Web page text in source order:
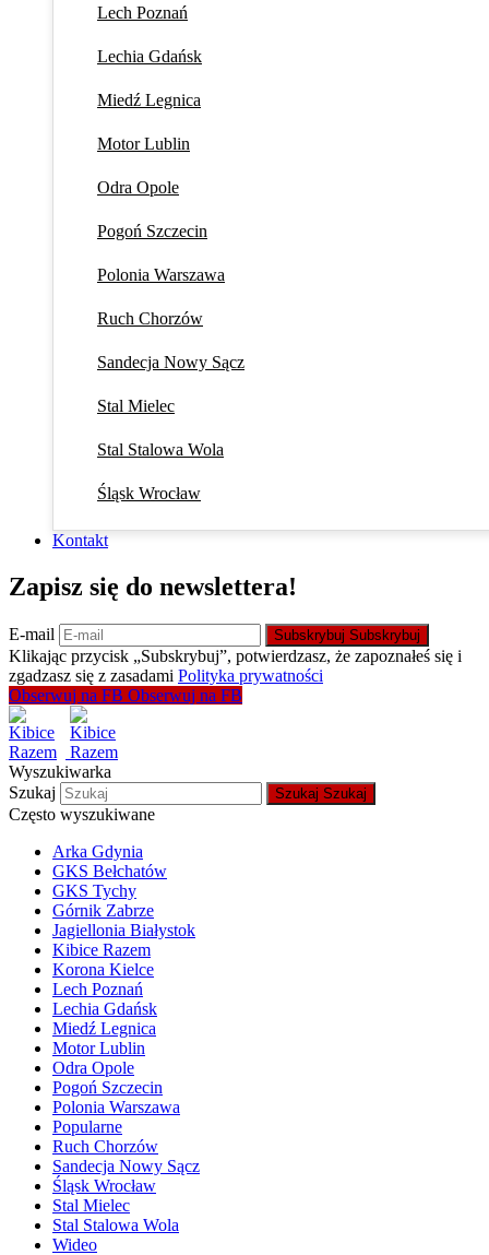
Lech Poznań
Lechia Gdańsk
Miedź Legnica
Motor Lublin
Odra Opole
Pogoń Szczecin
Polonia Warszawa
Ruch Chorzów
Sandecja Nowy Sącz
Stal Mielec
Stal Stalowa Wola
Śląsk Wrocław
Kontakt
Zapisz się do newslettera!
E-mail Subskrybuj Subskrybuj
Klikając przycisk „Subskrybuj”, potwierdzasz, że zapoznałeś się i
zgadzasz się z zasadami Polityka prywatności
Obserwuj na FB Obserwuj na FB
Wyszukiwarka
Szukaj
Szukaj Szukaj
Często wyszukiwane
Arka Gdynia
GKS Bełchatów
GKS Tychy
Górnik Zabrze
Jagiellonia Białystok
Kibice Razem
Korona Kielce
Lech Poznań
Lechia Gdańsk
Miedź Legnica
Motor Lublin
Odra Opole
Pogoń Szczecin
Polonia Warszawa
Popularne
Ruch Chorzów
Sandecja Nowy Sącz
Śląsk Wrocław
Stal Mielec
Stal Stalowa Wola
Wideo